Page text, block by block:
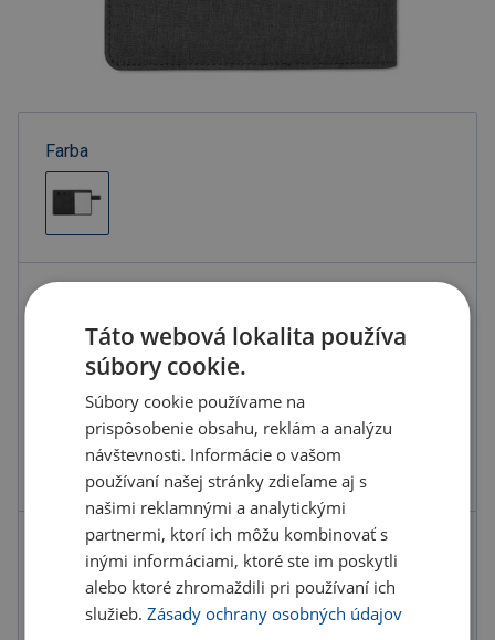
Farba
Materiál
Kapacita
Formát
Rozmery 17,5X22,5X2 CM
ks 35.99 €
44.27 € s DPH
Množstevné zľavy
Táto webová lokalita používa
súbory cookie.
Súbory cookie používame na
prispôsobenie obsahu, reklám a analýzu
návštevnosti. Informácie o vašom
používaní našej stránky zdieľame aj s
našimi reklamnými a analytickými
partnermi, ktorí ich môžu kombinovať s
inými informáciami, ktoré ste im poskytli
alebo ktoré zhromaždili pri používaní ich
služieb.Zásady ochrany osobných údajov